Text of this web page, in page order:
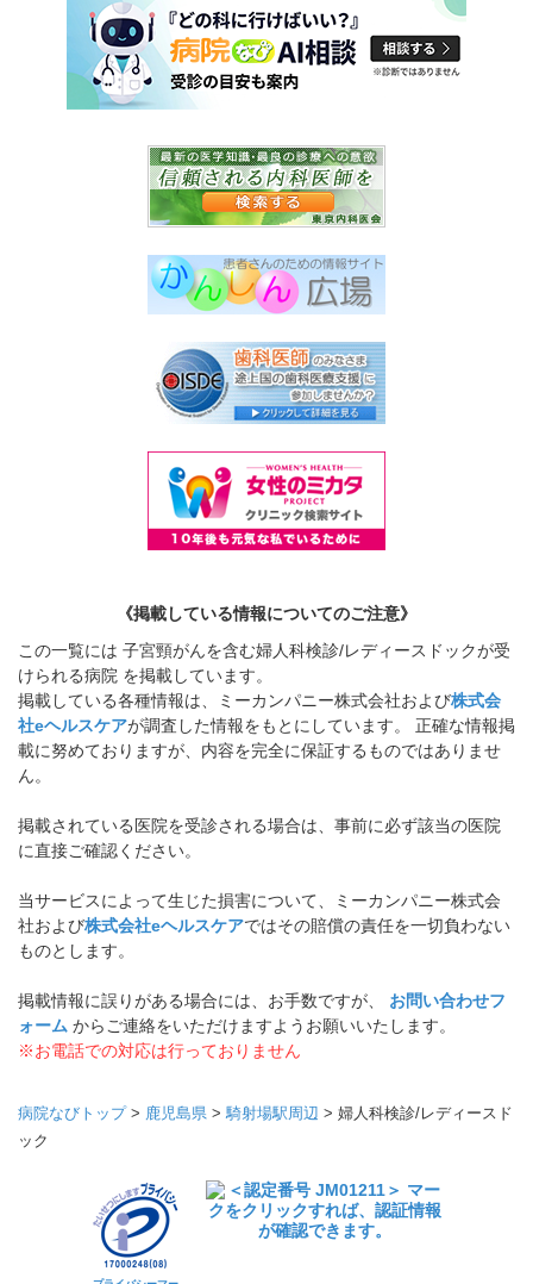
《掲載している情報についてのご注意》
この一覧には 子宮頸がんを含む婦人科検診/レディースドックが受
けられる病院 を掲載しています。
掲載している各種情報は、ミーカンパニー株式会社および株式会
社eヘルスケアが調査した情報をもとにしています。 正確な情報掲
載に努めておりますが、内容を完全に保証するものではありませ
ん。
掲載されている医院を受診される場合は、事前に必ず該当の医院
に直接ご確認ください。
当サービスによって生じた損害について、ミーカンパニー株式会
社および株式会社eヘルスケアではその賠償の責任を一切負わない
ものとします。
掲載情報に誤りがある場合には、お手数ですが、 お問い合わせフ
ォーム からご連絡をいただけますようお願いいたします。
※お電話での対応は行っておりません
病院なびトップ> 鹿児島県 >騎射場駅周辺 > 婦人科検診/レディースド
ック